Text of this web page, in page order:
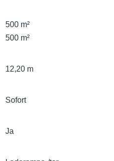
500 m²
500 m²
12,20 m
Sofort
Ja